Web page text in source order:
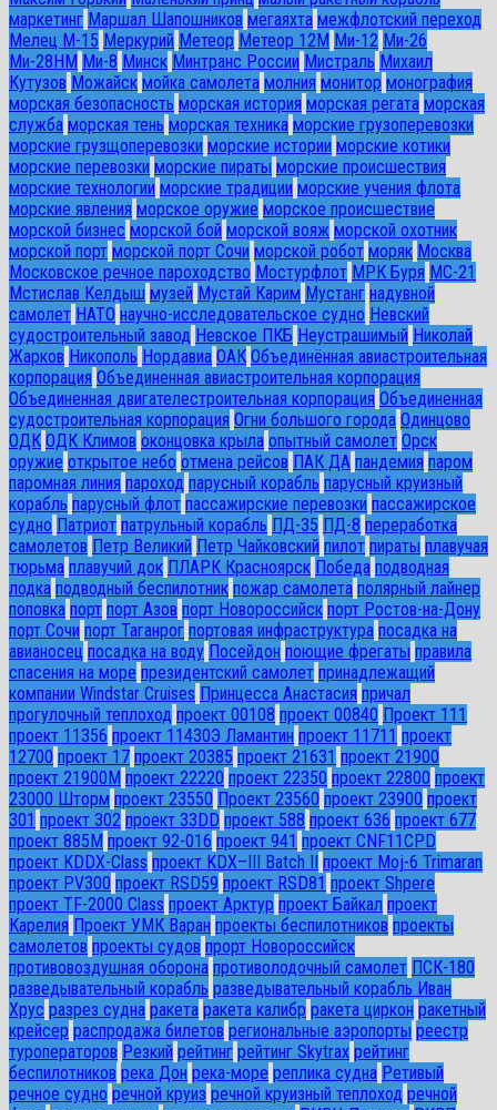
маркетинг Маршал Шапошников мегаяхта межфлотский переход
Мелец М-15 Меркурий Метеор Метеор 12М Ми-12 Ми-26
Ми-28HM Ми-8 Минск Минтранс России Мистраль Михаил
Кутузов Можайск мойка самолета молния монитор монография
морская безопасность морская история морская регата морская
служба морская тень морская техника морские грузоперевозки
морские грузщоперевозки морские истории морские котики
морские перевозки морские пираты морские происшествия
морские технологии морские традиции морские учения флота
морские явления морское оружие морское происшествие
морской бизнес морской бой морской вояж морской охотник
морской порт морской порт Сочи морской робот моряк Москва
Московское речное пароходство Мостурфлот МРК Буря МС-21
Мстислав Келдыш музей Мустай Карим Мустанг надувной
самолет НАТО научно-исследовательское судно Невский
судостроительный завод Невское ПКБ Неустрашимый Николай
Жарков Никополь Нордавиа ОАК Объединённая авиастроительная
корпорация Объединенная авиастроительная корпорация
Объединенная двигателестроительная корпорация Объединенная
судостроительная корпорация Огни большого города Одинцово
ОДК ОДК Климов оконцовка крыла опытный самолет Орск
оружие открытое небо отмена рейсов ПАК ДА пандемия паром
паромная линия пароход парусный корабль парусный круизный
корабль парусный флот пассажирские перевозки пассажирское
судно Патриот патрульный корабль ПД-35 ПД-8 переработка
самолетов Петр Великий Петр Чайковский пилот пираты плавучая
тюрьма плавучий док ПЛАРК Красноярск Победа подводная
лодка подводный беспилотник пожар самолета полярный лайнер
поповка порт порт Азов порт Новороссийск порт Ростов-на-Дону
порт Сочи порт Таганрог портовая инфраструктура посадка на
авианосец посадка на воду Посейдон поющие фрегаты правила
спасения на море президентский самолет принадлежащий
компании Windstar Cruises Принцесса Анастасия причал
прогулочный теплоход проект 00108 проект 00840 Проект 111
проект 11356 проект 11430Э Ламантин проект 11711 проект
12700 проект 17 проект 20385 проект 21631 проект 21900
проект 21900М проект 22220 проект 22350 проект 22800 проект
23000 Шторм проект 23550 Проект 23560 проект 23900 проект
301 проект 302 проект 33DD проект 588 проект 636 проект 677
проект 885М проект 92-016 проект 941 проект CNF11CPD
проект KDDX-Class проект KDX–III Batch II
проект Moj-6 Trimaran
проект PV300 проект RSD59 проект RSD81 проект Shpere
проект TF-2000 Class проект Арктур проект Байкал проект
Карелия Проект УМК Варан проекты беспилотников проекты
самолетов проекты судов прорт Новороссийск
противовоздушная оборона противолодочный самолет ПСК-180
разведывательный корабль разведывательный корабль Иван
Хрус разрез судна ракета ракета калибр ракета циркон ракетный
крейсер распродажа билетов региональные аэропорты реестр
туроператоров Резкий рейтинг рейтинг Skytrax рейтинг
беспилотников река Дон река-море реплика судна Ретивый
речное судно речной круиз речной круизный теплоход речной